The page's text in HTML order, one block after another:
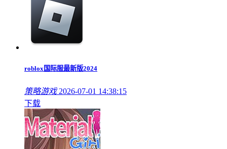
roblox国际服最新版2024
策略游戏 2026-07-01 14:38:15
下载